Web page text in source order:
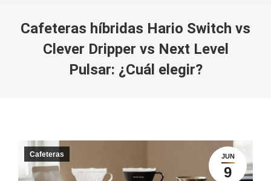
Cafeteras híbridas Hario Switch vs
Clever Dripper vs Next Level
Pulsar: ¿Cuál elegir?
JUN
9
Cafeteras